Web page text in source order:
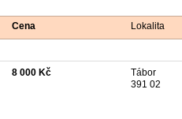
Cena Lokalita
8 000 Kč
Tábor
391 02